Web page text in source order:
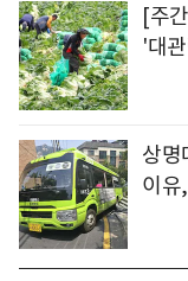
[주
'대
상명
이유